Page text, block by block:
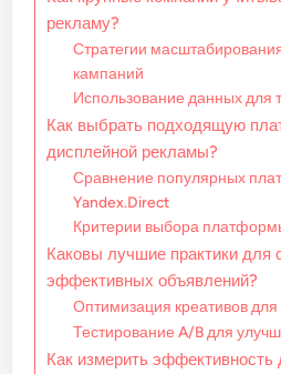
рекламу?
Стратегии
кампаний
Использование данных для
Как выбрать подходящую
дисплейной рекламы?
Сравнение популярных
Yandex.Direct
Критерии выбора
Каковы лучшие практики для
эффективных объявлений?
Оптимизация креативов
Тестирование A/B для
Как измерить эффективность